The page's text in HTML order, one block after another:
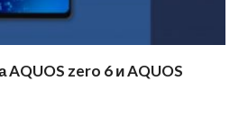
AQUOS zero 6 и AQUOS